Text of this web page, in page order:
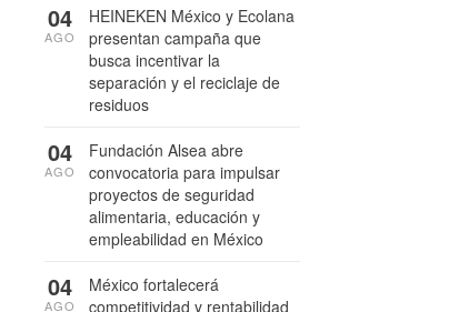
HEINEKEN México y Ecolana
presentan campaña que
busca incentivar la
separación y el reciclaje de
residuos
04
AGO
Fundación Alsea abre
convocatoria para impulsar
proyectos de seguridad
alimentaria, educación y
empleabilidad en México
04
AGO
México fortalecerá
competitividad y rentabilidad
04
AGO